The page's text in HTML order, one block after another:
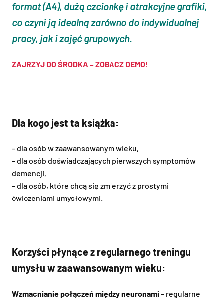
format (A4), dużą czcionkę i atrakcyjne grafiki,
co czyni ją idealną zarówno do indywidualnej
pracy, jak i zajęć grupowych.
ZAJRZYJ DO ŚRODKA – ZOBACZ DEMO!
Dla kogo jest ta książka:
– dla osób w zaawansowanym wieku,
– dla osób doświadczających pierwszych symptomów
demencji,
– dla osób, które chcą się zmierzyć z prostymi
ćwiczeniami umysłowymi.
Korzyści płynące z regularnego treningu
umysłu w zaawansowanym wieku:
Wzmacnianie połączeń między neuronami– regularne